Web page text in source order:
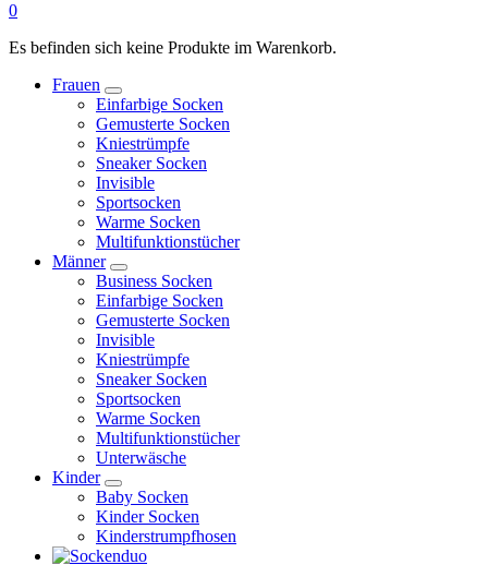
0
Es befinden sich keine Produkte im Warenkorb.
Frauen
Einfarbige Socken
Gemusterte Socken
Kniestrümpfe
Sneaker Socken
Invisible
Sportsocken
Warme Socken
Multifunktionstücher
Männer
Business Socken
Einfarbige Socken
Gemusterte Socken
Invisible
Kniestrümpfe
Sneaker Socken
Sportsocken
Warme Socken
Multifunktionstücher
Unterwäsche
Kinder
Baby Socken
Kinder Socken
Kinderstrumpfhosen